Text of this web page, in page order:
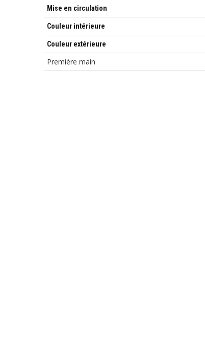
Mise en circulation
Couleur intérieure
Couleur extérieure
Première main